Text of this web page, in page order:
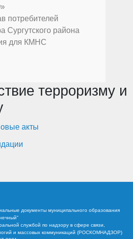
терроризму и
акты
потребителей
Сургутского района
для КМНС
документы муниципального образования
службой по надзору в сфере связи,
и массовых коммуникаций (РОСКОМНАДЗОР)